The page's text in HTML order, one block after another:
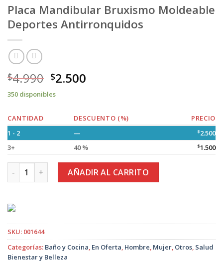
Placa Mandibular Bruxismo Moldeable
Deportes Antirronquidos
$4.990 $2.500
350 disponibles
CANTIDAD DESCUENTO (%)
PRECIO
1 - 2
— $2.500
3+
40 % $1.500
Placa Mandibular Bruxismo Moldeable Deportes
AÑADIR AL CARRITO
SKU: 001644
Categorías: Baño y Cocina, En Oferta, Hombre, Mujer, Otros, Salud
Bienestar y Belleza